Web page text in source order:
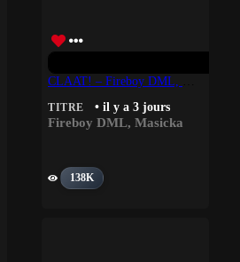
TITRE • il y a 3 jours
Fireboy DML, Masicka
138K